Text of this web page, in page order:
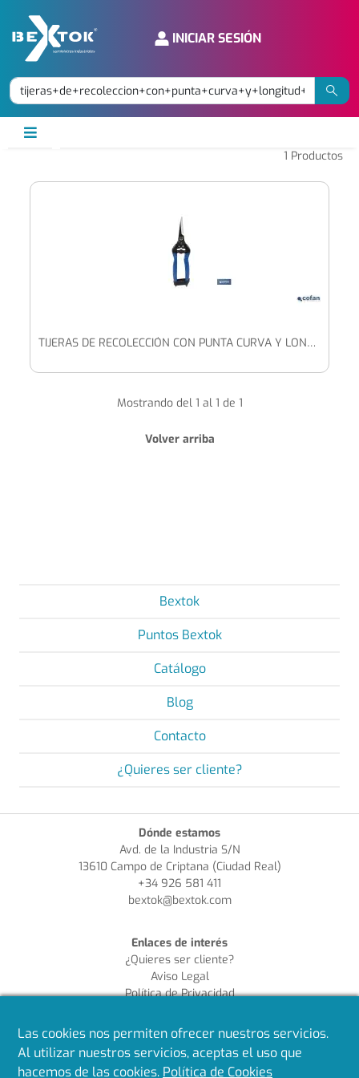
INICIAR SESIÓN
1 Productos
TIJERAS DE RECOLECCIÓN CON PUNTA CURVA Y LONGITUD TOTAL DE 185 MM | ESPECIALES PARA JARDINERÍA
Mostrando del 1 al 1 de 1
Volver arriba
Bextok
Puntos Bextok
Catálogo
Blog
Contacto
¿Quieres ser cliente?
Dónde estamos
Avd. de la Industria S/N
13610 Campo de Criptana (Ciudad Real)
+34 926 581 411
bextok@bextok.com
Enlaces de interés
¿Quieres ser cliente?
Aviso Legal
Política de Privacidad
Política de Calidad
Síguenos en redes
Las cookies nos permiten ofrecer nuestros servicios.
Al utilizar nuestros servicios, aceptas el uso que
hacemos de las cookies. Política de Cookies